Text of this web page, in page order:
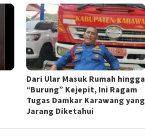
Dari Ular Masuk Rumah hingga
“Burung” Kejepit, Ini Ragam
Tugas Damkar Karawang yang
Jarang Diketahui